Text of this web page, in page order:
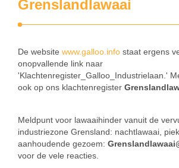
Grenslandlawaai
De website www.galloo.info staat ergens
onopvallende link naar
'Klachtenregister_Galloo_Industrielaan.'
ook op ons klachtenregister
Meldpunt voor lawaaihinder vanuit de
industriezone Grensland: nachtlawaai,
aanhoudende gezoem:
voor de vele reacties.